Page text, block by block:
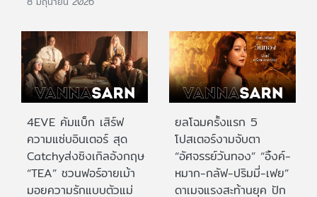
4EVE คัมแบ็ก เสิร์ฟ
ความแซ่บอินเตอร์ สุด
Catchyส่งซิงเกิลอังกฤษ
“TEA” ชวนฟอร์อายเม้า
มอยความรักแบบตัวแม่
ยลโฉมครั้งแรก 5
โปสเตอร์งามจับตา
“อัศจรรย์วันทอง” “อิ้งค์-
หมาก-กลัฟ-ปริมมี่-เฟย”
ดาเมจแรงสะท้านยุค ปัก